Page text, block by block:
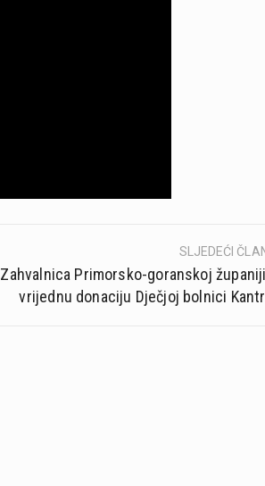
SLJEDEĆI
Zahvalnica Primorsko-goranskoj
vrijednu donaciju Dječjoj bolnici